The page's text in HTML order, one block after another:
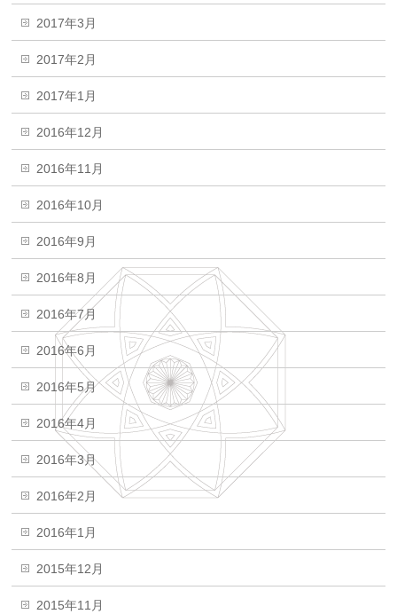
2017年3月
2017年2月
2017年1月
2016年12月
2016年11月
2016年10月
2016年9月
2016年8月
2016年7月
2016年6月
2016年5月
2016年4月
2016年3月
2016年2月
2016年1月
2015年12月
2015年11月